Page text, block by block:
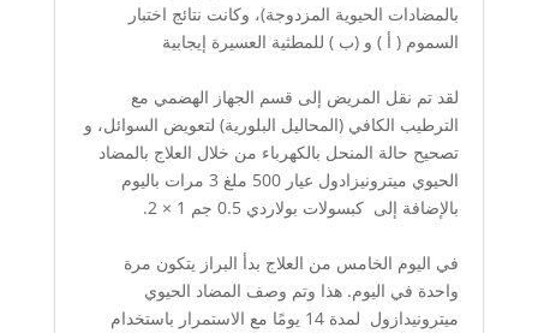
بالمضادات الحيوية المزدوجة)، وكانت نتائج اختبار
السموم ( أ ) و (ب ) للمطثية العسيرة إيجابية
لقد تم نقل المريض إلى قسم الجهاز الهضمي مع
الترطيب الكافي (المحاليل البلورية) لتعويض السوائل، و
تصحيح حالة المنحل بالكهرباء من خلال العلاج بالمضاد
الحيوي ميترونيزادول عيار 500 ملغ 3 مرات باليوم
بالإضافة إلى كبسولات بولاردي 0.5 جم 1 × 2.
في اليوم الخامس من العلاج بدأ البراز يتكون مرة
واحدة في اليوم. هذا وتم وصف المضاد الحيوي
ميترونيدازول
لمدة 14 يومًا مع الاستمرار باستخدام